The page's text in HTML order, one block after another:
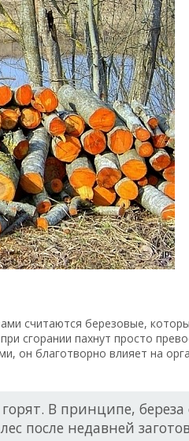
считаются березовые,
сгорании пахнут просто
он благотворно влияет на
В принципе,
после недавней